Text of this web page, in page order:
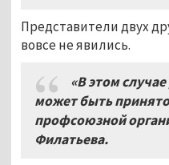
Представители двух
вовсе не явились.
«В этом
может быть
профсоюзной
Филатьева.